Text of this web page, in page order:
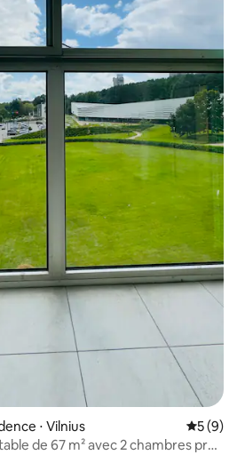
⋅ Vilnius
5 (9)
de 67 m² avec 2 chambres près